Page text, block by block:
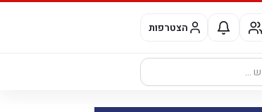
הצטרפות